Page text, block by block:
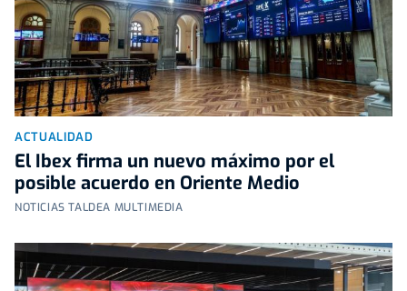
ACTUALIDAD
El Ibex firma un nuevo máximo por el
posible acuerdo en Oriente Medio
NOTICIAS TALDEA MULTIMEDIA